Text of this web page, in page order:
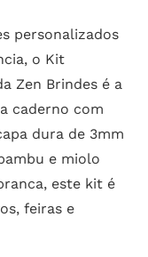
personalizados
o Kit
Zen Brindes é a
caderno com
dura de 3mm
e miolo
este kit é
feiras e